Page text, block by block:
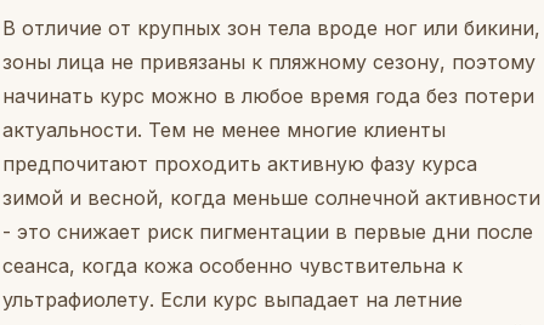
В отличие от крупных зон тела вроде ног или бикини,
зоны лица не привязаны к пляжному сезону, поэтому
начинать курс можно в любое время года без потери
актуальности. Тем не менее многие клиенты
предпочитают проходить активную фазу курса
зимой и весной, когда меньше солнечной активности
- это снижает риск пигментации в первые дни после
сеанса, когда кожа особенно чувствительна к
ультрафиолету. Если курс выпадает на летние